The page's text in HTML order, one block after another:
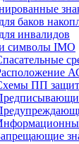
баков
инвалидов
символы IMO
ПП